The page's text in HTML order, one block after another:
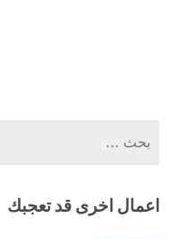
اعمال اخرى قد تعجبك